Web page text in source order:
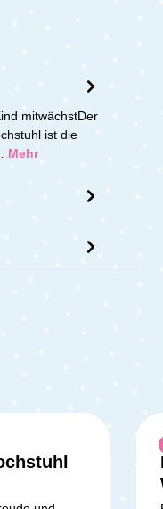
mitwächstDer
ist die
Mehr